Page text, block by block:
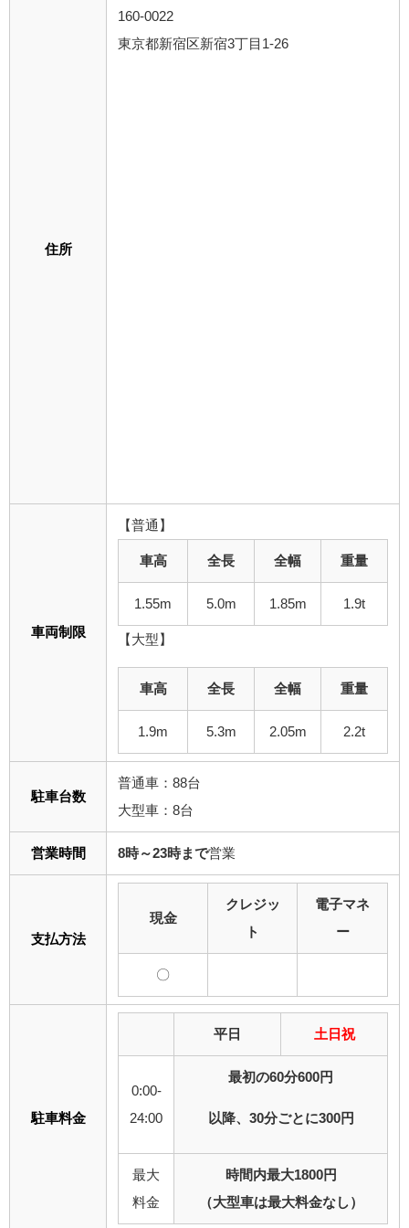
住所
160-0022
東京都新宿区新宿3丁目1-26
車両制限
【普通】
車高 全長 全幅 重量
1.55m 5.0m 1.85m 1.9t
【大型】
車高 全長 全幅 重量
1.9m 5.3m 2.05m 2.2t
駐車台数
普通車：88台
大型車：8台
営業時間 8時～23時まで営業
支払方法
現金
クレジッ
ト
電子マネ
ー
〇
駐車料金
平日 土日祝
0:00-
24:00
最初の60分600円
以降、30分ごとに300円
最大
料金
時間内最大1800円
（大型車は最大料金なし）